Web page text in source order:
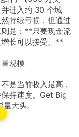
进入约 30 个城
持续亏损，但通过
是：**只要现金流
长可以接受。**
规模
是当前收入最高，
持速度。Get Big
大头。